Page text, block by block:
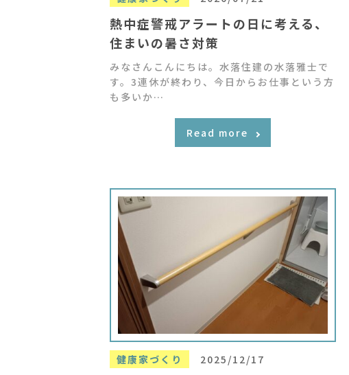
熱中症警戒アラートの日に考える、
住まいの暑さ対策
みなさんこんにちは。水落住建の水落雅士で
す。3連休が終わり、今日からお仕事という方
も多いか…
Read more
健康家づくり 2025/12/17